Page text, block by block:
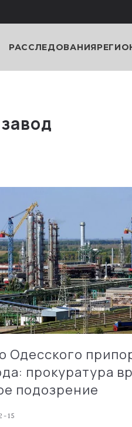
РАССЛЕДОВАНИЯ
Одесского
прокуратура
подозрение
15